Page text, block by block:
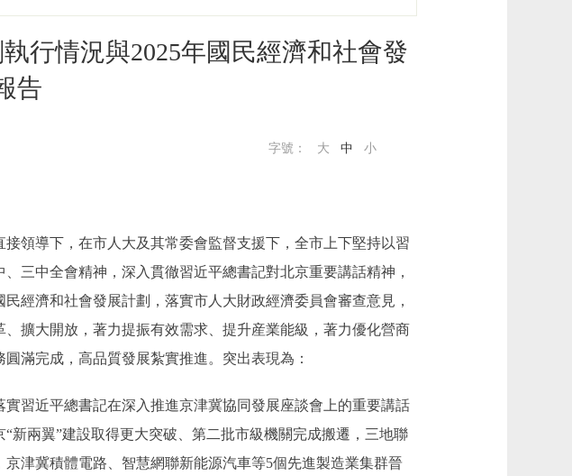
行情況與2025年國民經濟和社會發
告
字號： 大 中 小
領導下，在市人大及其常委會監督支援下，全市上下堅持以習
三中全會精神，深入貫徹習近平總書記對北京重要講話精神，
經濟和社會發展計劃，落實市人大財政經濟委員會審查意見，
擴大開放，著力提振有效需求、提升産業能級，著力優化營商
滿完成，高品質發展紮實推進。突出表現為：
近平總書記在深入推進京津冀協同發展座談會上的重要講話
新兩翼”建設取得更大突破、第二批市級機關完成搬遷，三地聯
津冀積體電路、智慧網聯新能源汽車等5個先進製造業集群晉